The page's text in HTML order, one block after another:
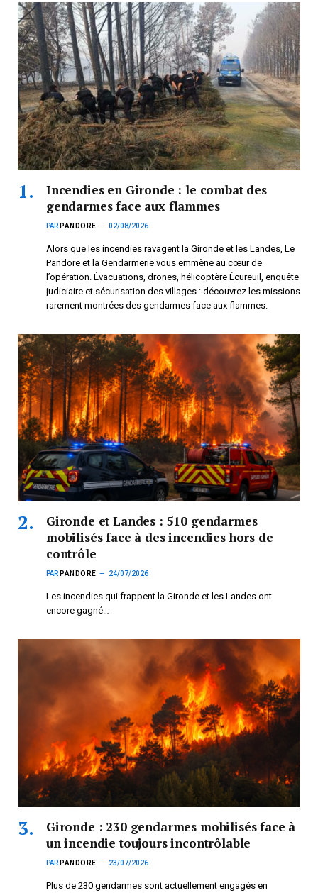
Incendies en Gironde : le combat des
gendarmes face aux flammes
PAR PANDORE 02/08/2026
Alors que les incendies ravagent la Gironde et les Landes, Le
Pandore et la Gendarmerie vous emmène au cœur de
l’opération. Évacuations, drones, hélicoptère Écureuil, enquête
judiciaire et sécurisation des villages : découvrez les missions
rarement montrées des gendarmes face aux flammes.
Gironde et Landes : 510 gendarmes
mobilisés face à des incendies hors de
contrôle
PAR PANDORE 24/07/2026
Les incendies qui frappent la Gironde et les Landes ont
encore gagné…
Gironde : 230 gendarmes mobilisés face à
un incendie toujours incontrôlable
PAR PANDORE 23/07/2026
Plus de 230 gendarmes sont actuellement engagés en